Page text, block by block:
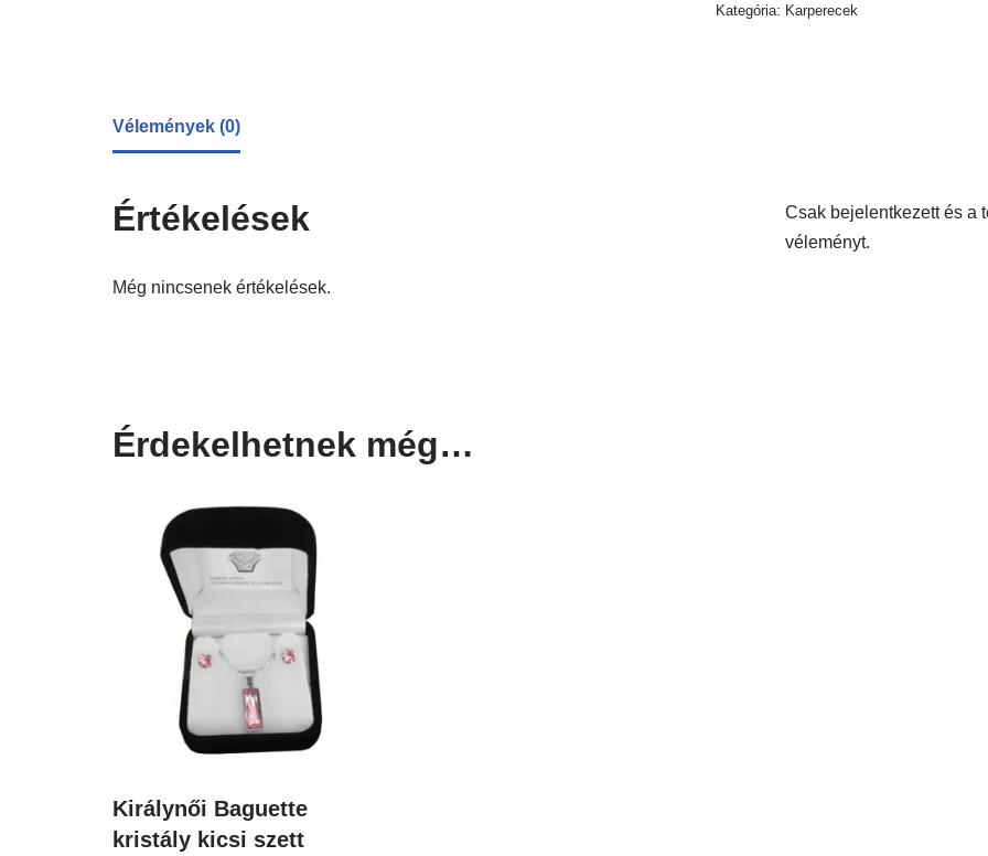
Kategória: Karperecek
Vélemények (0)
Értékelések
Még nincsenek értékelések.
Csak bejelentkezett és a
véleményt.
Érdekelhetnek még…
Királynői Baguette
kristály kicsi szett